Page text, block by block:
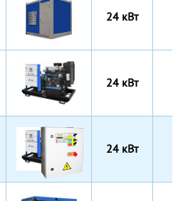
24 кВт
24 кВт
24 кВт